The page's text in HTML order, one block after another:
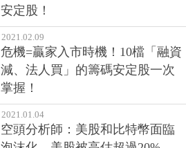
安定股！
2021.02.09
危機=贏家入市時機！10檔「融資
減、法人買」的籌碼安定股一次
掌握！
2021.01.04
空頭分析師：美股和比特幣面臨